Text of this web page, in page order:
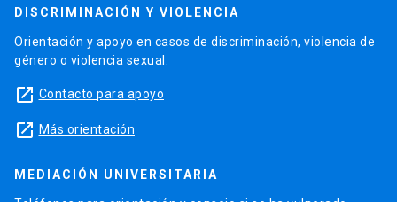
DISCRIMINACIÓN Y VIOLENCIA
Orientación y apoyo en casos de discriminación, violencia de
género o violencia sexual.
launch Contacto para apoyo
launch Más orientación
MEDIACIÓN UNIVERSITARIA